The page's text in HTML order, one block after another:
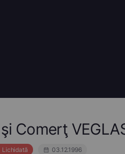
Comerţ
Lichidată 03.12.1996